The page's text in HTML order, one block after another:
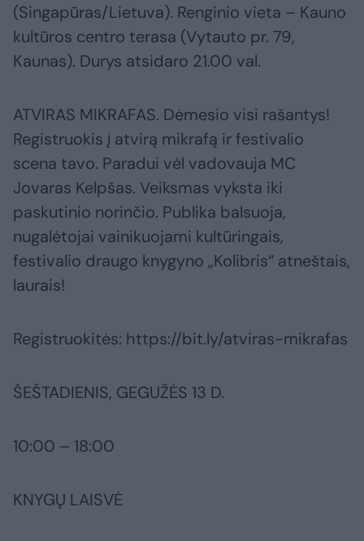
(Singapūras/Lietuva). Renginio vieta – Kauno
kultūros centro terasa (Vytauto pr. 79,
Kaunas). Durys atsidaro 21.00 val.
ATVIRAS MIKRAFAS. Dėmesio visi rašantys!
Registruokis į atvirą mikrafą ir festivalio
scena tavo. Paradui vėl vadovauja MC
Jovaras Kelpšas. Veiksmas vyksta iki
paskutinio norinčio. Publika balsuoja,
nugalėtojai vainikuojami kultūringais,
festivalio draugo knygyno „Kolibris“ atneštais,
laurais!
Registruokitės: https://bit.ly/atviras-mikrafas
ŠEŠTADIENIS, GEGUŽĖS 13 D.
10:00 – 18:00
KNYGŲ LAISVĖ